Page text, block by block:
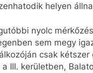
helyen
nyolc
sem megy
csak kétszer
III. kerületben,